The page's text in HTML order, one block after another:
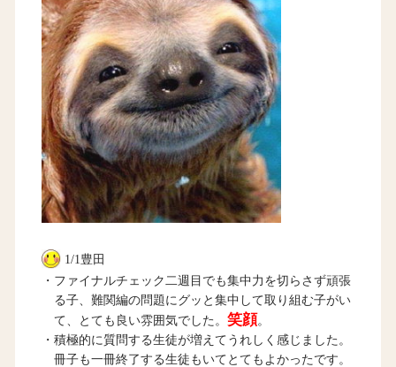
1/1豊田
・ファイナルチェック二週目でも集中力を切らさず頑張
る子、難関編の問題にグッと集中して取り組む子がい
て、とても良い雰囲気でした。 笑顔。
・積極的に質問する生徒が増えてうれしく感じました。
冊子も一冊終了する生徒もいてとてもよかったです。